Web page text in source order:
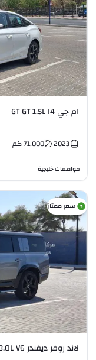
ام جي GT GT 1.5L I4
2023
71,000كم
مواصفات خليجية
سعر ممتاز
لاند روفر ديفندر 3.0L V6